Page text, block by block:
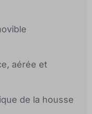
aérée et
de la housse